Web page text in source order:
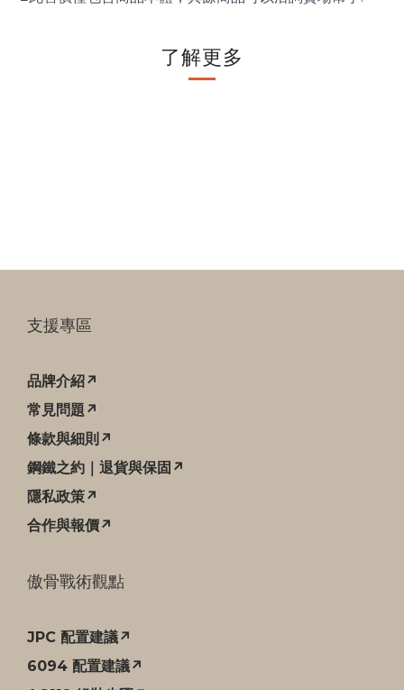
了解更多
支援專區
品牌介紹↗
常見問題↗
條款與細則↗
鋼鐵之約｜退貨與保固↗
隱私政策↗
合作與報價↗
傲骨戰術觀點
JPC 配置建議↗
6094 配置建議↗